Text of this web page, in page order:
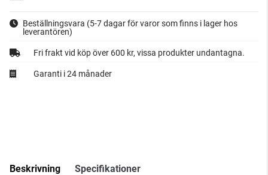
Beställningsvara (5-7 dagar för varor som finns i lager hos
leverantören)
Fri frakt vid köp över 600 kr, vissa produkter undantagna.
Garanti i 24 månader
Beskrivning Specifikationer